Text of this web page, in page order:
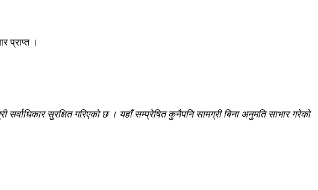
प्राप्त ।
सुरक्षित गरिएको छ । यहाँ सम्प्रेषित कुनैपनि सामग्री बिना अनुमति साभार गरेको